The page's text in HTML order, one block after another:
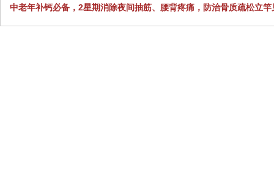
中老年补钙必备，2星期消除夜间抽筋、腰背疼痛，防治骨质疏松立竿